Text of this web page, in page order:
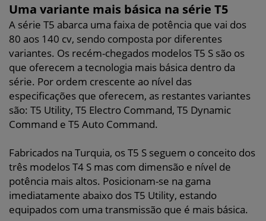
Uma variante mais básica na série T5
A série T5 abarca uma faixa de potência que vai dos
80 aos 140 cv, sendo composta por diferentes
variantes. Os recém-chegados modelos T5 S são os
que oferecem a tecnologia mais básica dentro da
série. Por ordem crescente ao nível das
especificações que oferecem, as restantes variantes
são: T5 Utility, T5 Electro Command, T5 Dynamic
Command e T5 Auto Command.
Fabricados na Turquia, os T5 S seguem o conceito dos
três modelos T4 S mas com dimensão e nível de
potência mais altos. Posicionam-se na gama
imediatamente abaixo dos T5 Utility, estando
equipados com uma transmissão que é mais básica.